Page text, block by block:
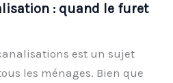
: quand le furet
est un sujet
les ménages. Bien que